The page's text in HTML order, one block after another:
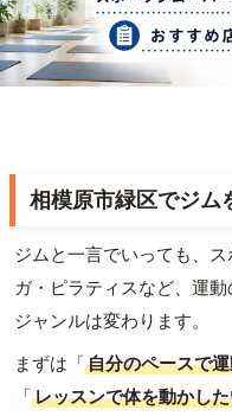
相模原市緑区でジム
ジムと一言でいっても、
ガ・ピラティスなど、運
ジャンルは変わります。
まずは「自分のペースで
「レッスンで体を動かし